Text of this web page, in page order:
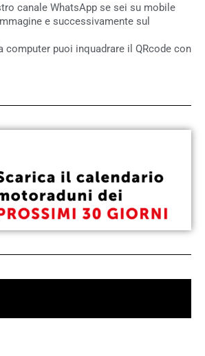
canale WhatsApp se sei su mobile
e successivamente sul
computer puoi inquadrare il QRcode con